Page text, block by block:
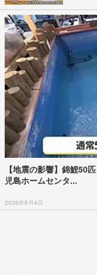
【地震の影響】錦鯉
児島ホームセンタ...
2026年8月4日